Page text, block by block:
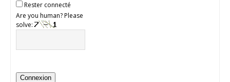
Rester connecté
Are you human? Please
solve:
Connexion